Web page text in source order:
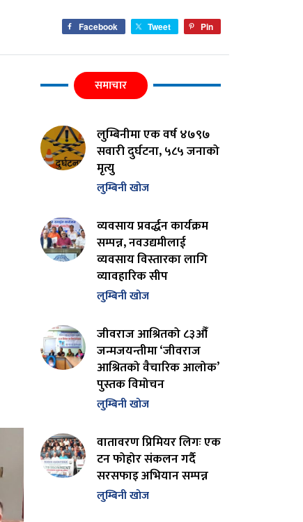
Facebook Tweet Pin
समाचार
लुम्बिनीमा एक वर्ष ४७९७
सवारी दुर्घटना, ५८५ जनाको
मृत्यु
लुम्बिनी खोज
व्यवसाय प्रवर्द्धन कार्यक्रम
सम्पन्न, नवउद्यमीलाई
व्यवसाय विस्तारका लागि
व्यावहारिक सीप
लुम्बिनी खोज
जीवराज आश्रितको ८३औँ
जन्मजयन्तीमा ‘जीवराज
आश्रितको वैचारिक आलोक’
पुस्तक विमोचन
लुम्बिनी खोज
वातावरण प्रिमियर लिगः एक
टन फोहोर संकलन गर्दै
सरसफाइ अभियान सम्पन्न
लुम्बिनी खोज